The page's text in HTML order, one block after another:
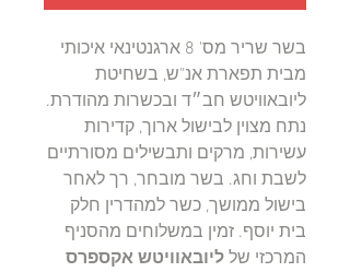
בשר שריר מס' 8 ארגנטינאי איכותי
מבית תפארת אנ"ש, בשחיטת
ליובאוויטש חב״ד ובכשרות מהודרת.
נתח מצוין לבישול ארוך, קדירות
עשירות, מרקים ותבשילים מסורתיים
לשבת וחג. בשר מובחר, רך לאחר
בישול ממושך, כשר למהדרין חלק
בית יוסף. זמין במשלוחים מהסניף
המרכזי של ליובאוויטש אקספרס